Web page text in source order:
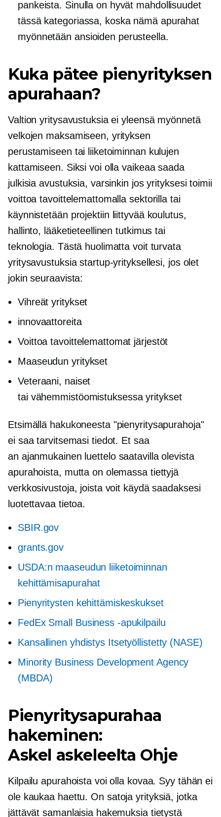
pankeista. Sinulla on hyvät mahdollisuudet
tässä kategoriassa, koska nämä apurahat
myönnetään ansioiden perusteella.
Kuka pätee pienyrityksen
apurahaan?
Valtion yritysavustuksia ei yleensä myönnetä
velkojen maksamiseen, yrityksen
perustamiseen tai liiketoiminnan kulujen
kattamiseen. Siksi voi olla vaikeaa saada
julkisia avustuksia, varsinkin jos yrityksesi toimii
voittoa tavoittelemattomalla sektorilla tai
käynnistetään projektiin liittyvääkoulutus,
hallinto, lääketieteellinen tutkimus tai
teknologia. Tästä huolimatta voit turvata
yritysavustuksia startup-yrityksellesi, jos olet
jokin seuraavista:
Vihreät yritykset
innovaattoreita
Voittoa tavoittelemattomat järjestöt
Maaseudun yritykset
Veteraani, naiset
tai vähemmistöomistuksessayritykset
Etsimällä hakukoneesta "pienyritysapurahoja"
ei saa tarvitsemasi tiedot. Et saa
an ajanmukainen luettelo saatavilla olevista
apurahoista, mutta on olemassa tiettyjä
verkkosivustoja, joista voit käydä saadaksesi
luotettavaa tietoa.
SBIR.gov
grants.gov
USDA:n maaseudun liiketoiminnan
kehittämisapurahat
Pienyritysten kehittämiskeskukset
FedEx Small Business -apukilpailu
Kansallinen yhdistys Itsetyöllistetty (NASE)
Minority Business Development Agency
(MBDA)
Pienyritysapurahaa
hakeminen:
Askel askeleelta Ohje
Kilpailu apurahoista voi olla kovaa. Syy tähän ei
ole kaukaa haettu. On satoja yrityksiä, jotka
jättävät samanlaisia ​​hakemuksia tietystä